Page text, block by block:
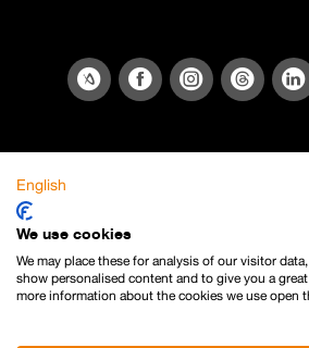
English
We use cookies
We may place these for analysis of our visitor
show personalised content and to give you a
more information about the cookies we use open